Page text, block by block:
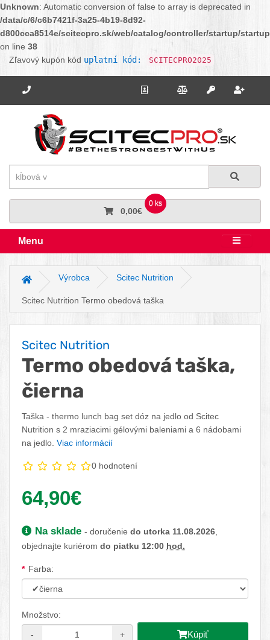
Unknown: Automatic conversion of false to array is deprecated in
/data/c/6/c6b7421f-3a25-4b19-8d92-
d800cca8514e/scitecpro.sk/web/catalog/controller/startup/
on line 38
Zľavový kupón kód uplatní kód: SCITECPRO2025
Potrebujete poradiť? Zavolajte nám. Kontakt Porovnanie
Prihlásiť sa
Hľadať
0 ks
0,00€
Menu
Hlavná stránka
Výrobca Scitec Nutrition
Scitec Nutrition Termo obedová taška
Scitec Nutrition
Termo obedová taška,
čierna
Taška - thermo lunch bag set dóz na jedlo od Scitec
Nutrition s 2 mraziacimi gélovými baleniami a 6 nádobami
na jedlo. Viac informácií
0 hodnotení
64,90€
Dostupnosť:
Na sklade - doručenie do utorka 11.08.2026
objednajte kuriérom do piatku 12:00 hod.
Dostupné možnosti
Farba:
Množstvo:
- + Kúpiť